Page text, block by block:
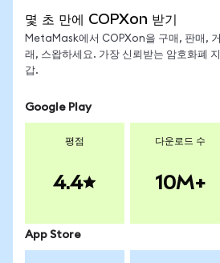
몇 초 만에 COPXon 받기
MetaMask에서 COPXon을 구매, 판매, 거
래, 스왑하세요. 가장 신뢰받는 암호화폐 지
갑.
Google Play
평점
4.4
다운로드 수
10M+
App Store